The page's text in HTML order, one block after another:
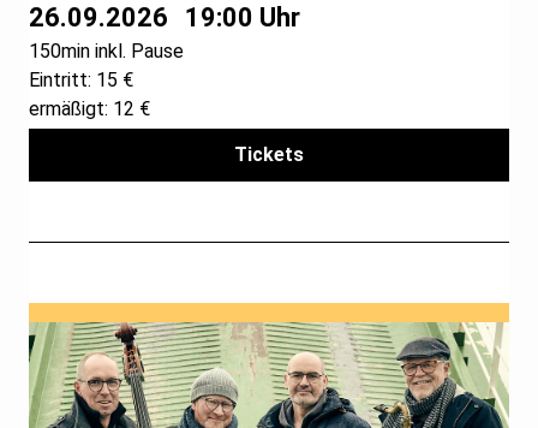
26.09.2026 19:00 Uhr
150min inkl. Pause
Eintritt: 15 €
ermäßigt: 12 €
Tickets